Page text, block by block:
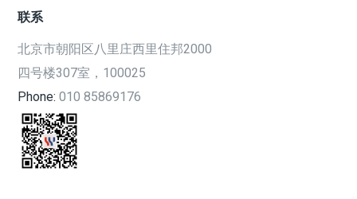
联系
北京市朝阳区八里庄西里住邦2000
四号楼307室，100025
Phone: 010 85869176